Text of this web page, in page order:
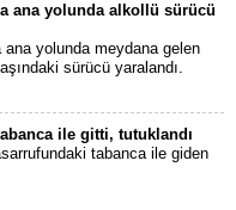
ana yolunda alkollü sürücü
yolunda meydana gelen
sürücü yaralandı.
ile gitti, tutuklandı
tabanca ile giden